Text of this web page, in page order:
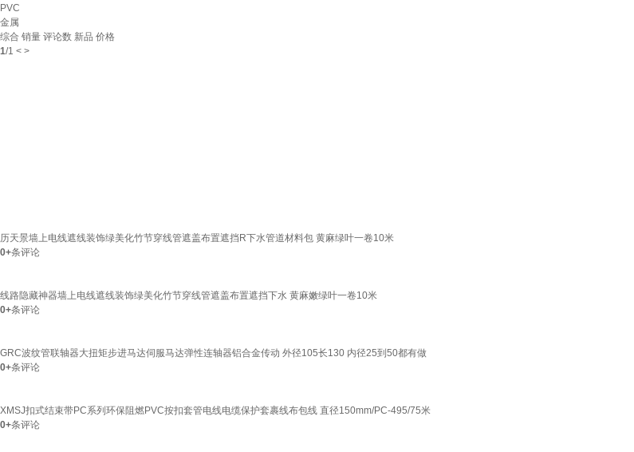
PVC
金属
综合 销量 评论数 新品 价格
1/1 < >
历天景墙上电线遮线装饰绿美化竹节穿线管遮盖布置遮挡R下水管道材料包 黄麻绿叶一卷10米
0+条评论
线路隐藏神器墙上电线遮线装饰绿美化竹节穿线管遮盖布置遮挡下水 黄麻嫩绿叶一卷10米
0+条评论
GRC波纹管联轴器大扭矩步进马达伺服马达弹性连轴器铝合金传动 外径105长130 内径25到50都有做
0+条评论
XMSJ扣式结束带PC系列环保阻燃PVC按扣套管电线电缆保护套裹线布包线 直径150mm/PC-495/75米
0+条评论